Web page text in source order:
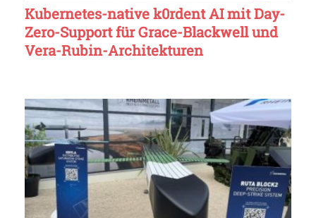
Kubernetes-native k0rdent AI mit Day-
Zero-Support für Grace-Blackwell und
Vera-Rubin-Architekturen